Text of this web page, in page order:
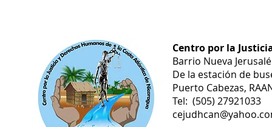
Centro por la
Barrio Nueva
De la estación de
Puerto Cabezas,
Tel: (505) 27921033